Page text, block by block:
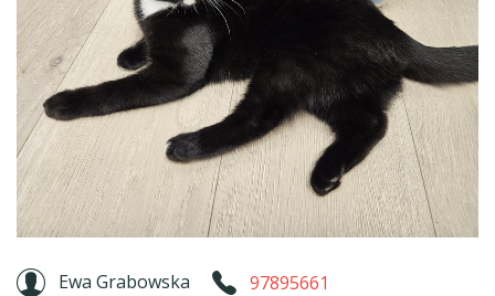
Ewa Grabowska 97895661